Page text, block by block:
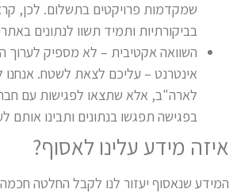
שמקדמות פרויקטים בתשלום. לכן,
בביקורתיות ותמיד תשוו לנתונים
השוואה אקטיבית – לא מספיק לערוך
אינטרנט – עליכם לצאת לשטח. אנחנו
לארה"ב, אלא שתצאו לפגישות עם
בפגישה תפגשו בנתונים ותבינו אותם
איזה מידע עלינו לאסוף?
המידע שנאסוף יעזור לנו לקבל החלטה